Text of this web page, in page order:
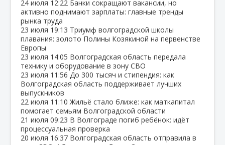
24 июля 12:22 Банки сокращают вакансии, но
активно поднимают зарплаты: главные тренды
рынка труда
23 июля 19:13 Триумф волгоградской школы
плавания: золото Полины Козякиной на первенстве
Европы
23 июля 14:05 Волгоградская область передала
технику и оборудование в зону СВО
23 июля 11:56 До 300 тысяч и стипендия: как
Волгоградская область поддерживает лучших
выпускников
22 июля 11:10 Жильё стало ближе: как маткапитал
помогает семьям Волгоградской области
21 июля 09:23 В Волгограде погиб ребёнок: идёт
процессуальная проверка
20 июля 16:37 Волгоградская область отправила в